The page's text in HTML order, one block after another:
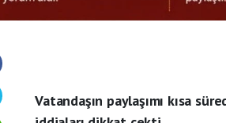
Vatandaşın paylaşımı kısa